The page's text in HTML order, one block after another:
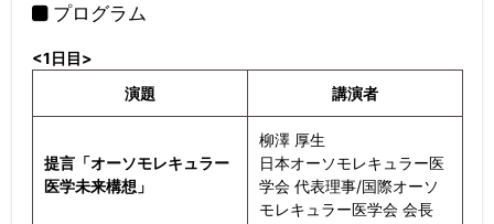
プログラム
<1日目>
演題
講演者
提言「オーソモレキュラー
医学未来構想」
柳澤 厚生
日本オーソモレキュラー医
学会 代表理事/国際オーソ
モレキュラー医学会 会長